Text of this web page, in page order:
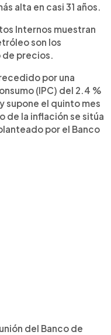
alta en casi 31 años.
Internos muestran
son los
de precios.
por una
(IPC) del 2.4 %
supone el quinto mes
de la inflación se sitúa
por el Banco
del Banco de